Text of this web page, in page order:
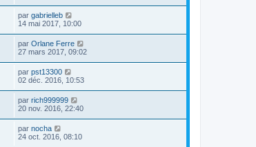
par gabrielleb
14 mai 2017, 10:00
par Orlane Ferre
27 mars 2017, 09:02
par pst13300
02 déc. 2016, 10:53
par rich999999
20 nov. 2016, 22:40
par nocha
24 oct. 2016, 08:10